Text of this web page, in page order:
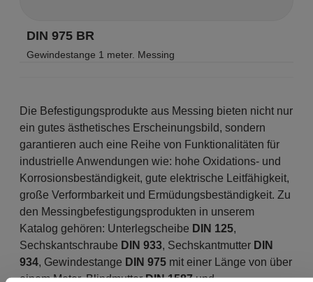
DIN 975 BR
Gewindestange 1 meter. Messing
Die Befestigungsprodukte aus Messing bieten nicht nur
ein gutes ästhetisches Erscheinungsbild, sondern
garantieren auch eine Reihe von Funktionalitäten für
industrielle Anwendungen wie: hohe Oxidations- und
Korrosionsbeständigkeit, gute elektrische Leitfähigkeit,
große Verformbarkeit und Ermüdungsbeständigkeit. Zu
den Messingbefestigungsprodukten in unserem
Katalog gehören: Unterlegscheibe DIN 125,
Sechskantschraube DIN 933, Sechskantmutter DIN
934, Gewindestange DIN 975 mit einer Länge von über
einem Meter, BlindmutterDIN 1587und